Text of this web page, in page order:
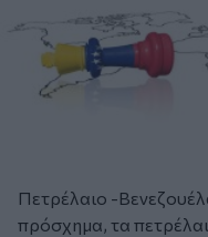
Πετρέλαιο -
πρόσχημα, τα